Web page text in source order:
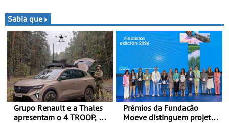
novo troféu juntou 14
pilotos no Alto Alentejo,
com viaturas T0, T8 e TA
em competição
Rally Cup
Sabia que
Grupo Renault e a Thales
apresentam o 4 TROOP, um
Prémios da Fundacão
Moeve distinguem projeto